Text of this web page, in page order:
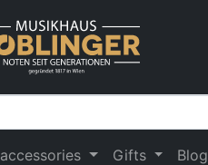
accessories Gifts Blog